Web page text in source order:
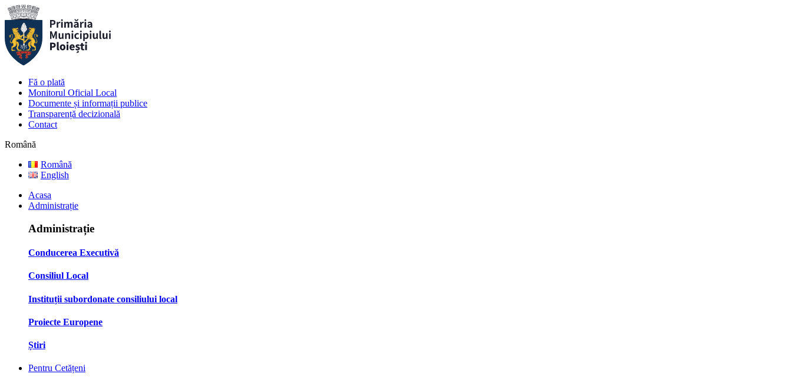
Fă o plată
Monitorul Oficial Local
Documente și informații publice
Transparență decizională
Contact
Română
Română
English
Acasa
Administrație
Administrație
Conducerea Executivă
Consiliul Local
Instituții subordonate consiliului local
Proiecte Europene
Știri
Pentru Cetățeni